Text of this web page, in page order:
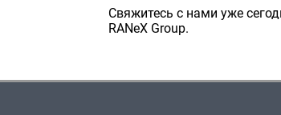
Свяжитесь с нами уже
RANeX Group.